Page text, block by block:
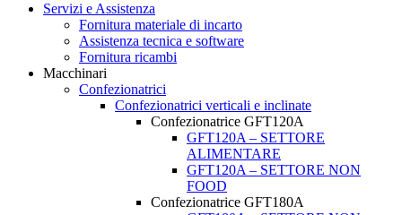
Servizi e Assistenza
Fornitura materiale di incarto
Assistenza tecnica e software
Fornitura ricambi
Macchinari
Confezionatrici
Confezionatrici verticali e inclinate
Confezionatrice GFT120A
GFT120A – SETTORE
ALIMENTARE
GFT120A – SETTORE NON
FOOD
Confezionatrice GFT180A